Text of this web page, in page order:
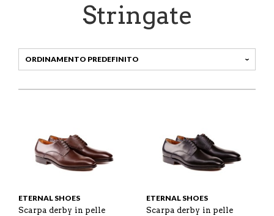
Stringate
ETERNAL SHOES
Scarpa derby in pelle
ETERNAL SHOES
Scarpa derby in pelle